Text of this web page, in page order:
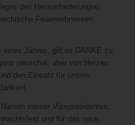
den Herausforderungen
Feuerwehrwesen
eines Jahres, gilt es DANKE zu
pauschal, aber von Herzen
den Einsatz für unsere
meiner Vizepräsidenten,
und für das neue